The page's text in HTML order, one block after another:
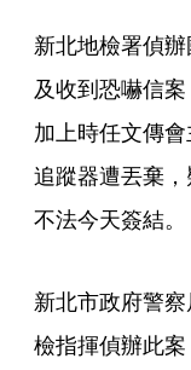
新北地檢署偵
及收到恐嚇信
加上時任文傳
追蹤器遭丟棄
不法今天簽結。
新北市政府警
檢指揮偵辦此